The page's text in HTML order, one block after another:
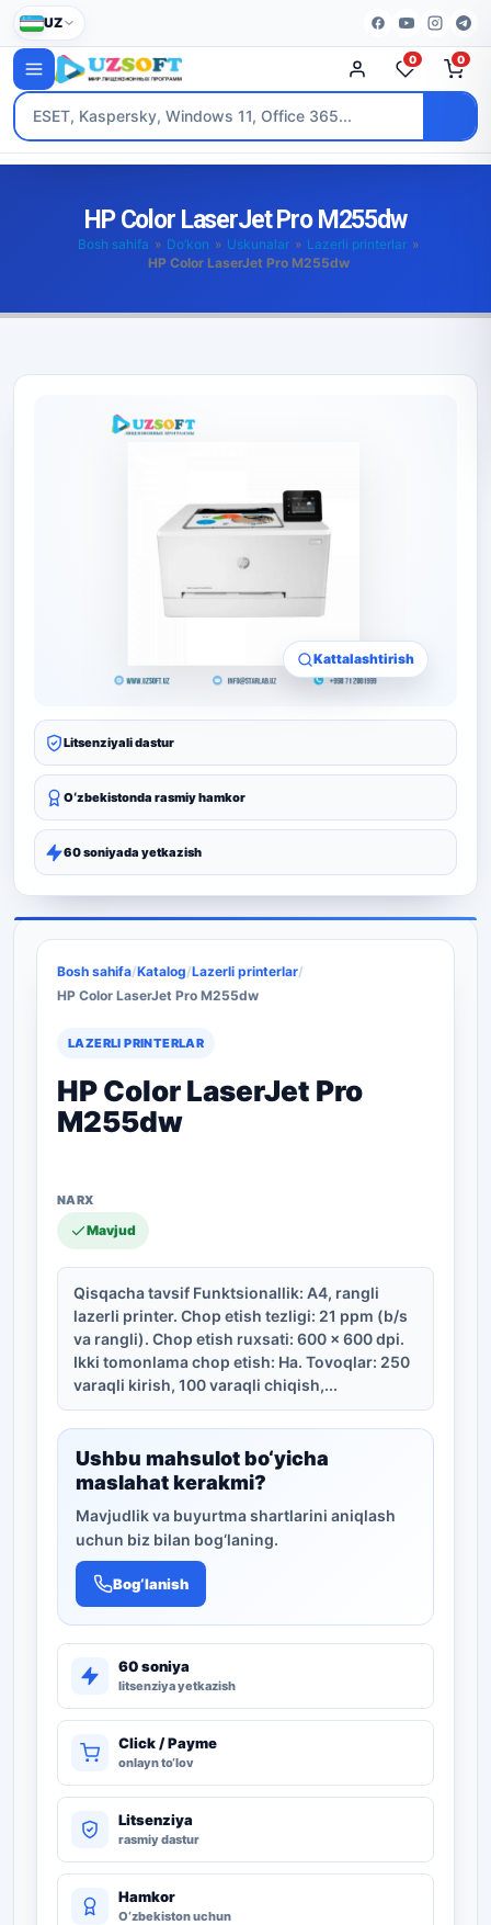
UZ
0 0
HP Color LaserJet Pro M255dw
Bosh sahifa » Do’kon » Uskunalar » Lazerli printerlar »
HP Color LaserJet Pro M255dw
Kattalashtirish
Litsenziyali dastur
Oʻzbekistonda rasmiy hamkor
60 soniyada yetkazish
Bosh sahifa/Katalog/Lazerli printerlar/
HP Color LaserJet Pro M255dw
LAZERLI PRINTERLAR
HP Color LaserJet Pro
M255dw
Mavjud
Qisqacha tavsif Funktsionallik: A4, rangli
lazerli printer. Chop etish tezligi: 21 ppm (b/s
va rangli). Chop etish ruxsati: 600 x 600 dpi.
Ikki tomonlama chop etish: Ha. Tovoqlar: 250
varaqli kirish, 100 varaqli chiqish,...
Ushbu mahsulot bo‘yicha
maslahat kerakmi?
Mavjudlik va buyurtma shartlarini aniqlash
uchun biz bilan bog‘laning.
Bog‘lanish
60 soniya
litsenziya yetkazish
Click / Payme
onlayn to‘lov
Litsenziya
rasmiy dastur
Hamkor
O‘zbekiston uchun